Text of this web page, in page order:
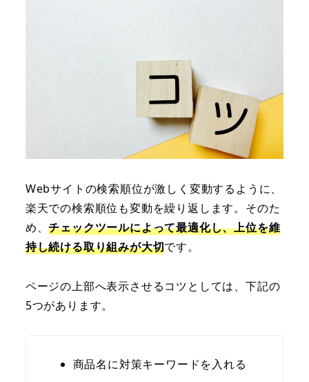
Webサイトの検索順位が激しく変動するように、
楽天での検索順位も変動を繰り返します。そのた
め、チェックツールによって最適化し、上位を維
持し続ける取り組みが大切です。
ページの上部へ表示させるコツとしては、下記の
5つがあります。
商品名に対策キーワードを入れる